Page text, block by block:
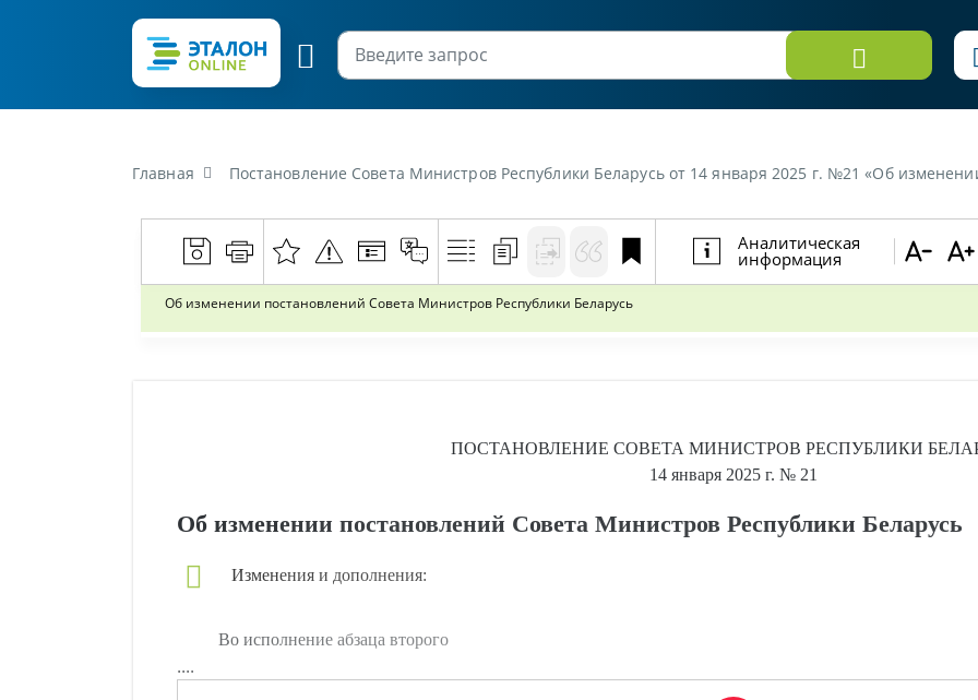
Главная Постановление Совета Министров Республики Беларусь от 14 января 2025 г. №21 «Об изменении
Аналитическая
информация
Об изменении постановлений Совета Министров Республики Беларусь
ПОСТАНОВЛЕНИЕ СОВЕТА МИНИСТРОВ РЕСПУБЛИКИ
14 января 2025 г. № 21
Об изменении постановлений Совета Министров Республики Беларусь
Изменения и дополнения:
Во исполнение абзаца второго
....